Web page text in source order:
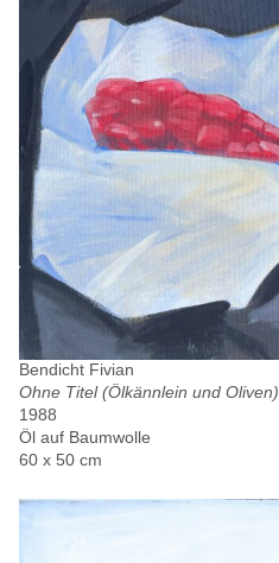
Bendicht Fivian
Ohne Titel (Ölkännlein und Oliven)
1988
Öl auf Baumwolle
60 x 50 cm